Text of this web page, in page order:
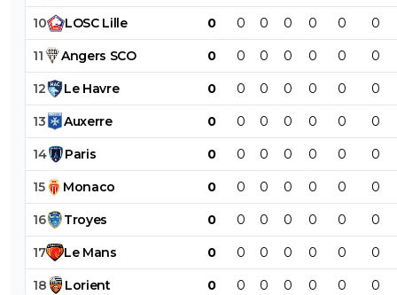
10 LOSC Lille 0 0 0 0 0 0 0
11 Angers SCO 0 0 0 0 0 0 0
12 Le Havre 0 0 0 0 0 0 0
13 Auxerre 0 0 0 0 0 0 0
14 Paris 0 0 0 0 0 0 0
15 Monaco 0 0 0 0 0 0 0
16 Troyes 0 0 0 0 0 0 0
17 Le Mans 0 0 0 0 0 0 0
18 Lorient 0 0 0 0 0 0 0